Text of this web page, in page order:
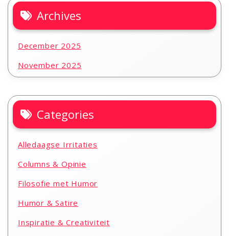
Archives
December 2025
November 2025
Categories
Alledaagse Irritaties
Columns & Opinie
Filosofie met Humor
Humor & Satire
Inspiratie & Creativiteit